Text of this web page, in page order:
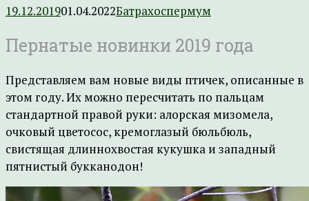
19.12.201901.04.2022Батрахоспермум
Пернатые новинки 2019 года
Представляем вам новые виды птичек, описанные в
этом году. Их можно пересчитать по пальцам
стандартной правой руки: алорская мизомела,
очковый цветосос, кремоглазый бюльбюль,
свистящая длиннохвостая кукушка и западный
пятнистый букканодон!